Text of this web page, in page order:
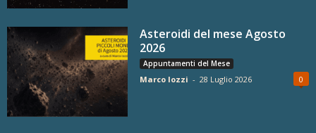
Asteroidi del mese Agosto
2026
Appuntamenti del Mese
Marco Iozzi - 28 Luglio 2026 0